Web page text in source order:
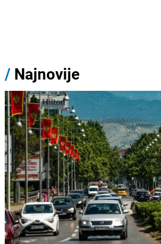
/ Najnovije